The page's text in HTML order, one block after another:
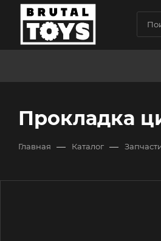
Прокладка
Главная — Каталог —